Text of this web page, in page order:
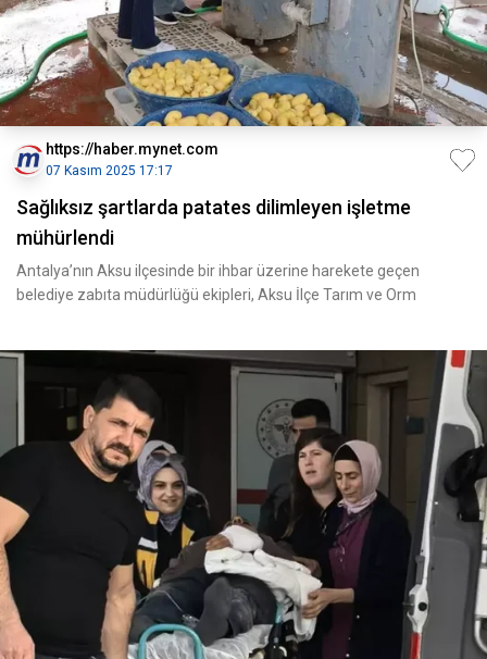
https://haber.mynet.com
07 Kasım 2025 17:17
Sağlıksız şartlarda patates dilimleyen işletme
mühürlendi
Antalya’nın Aksu ilçesinde bir ihbar üzerine harekete geçen
belediye zabıta müdürlüğü ekipleri, Aksu İlçe Tarım ve Orm